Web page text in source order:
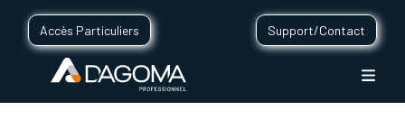
Accès Particuliers Support/Contact